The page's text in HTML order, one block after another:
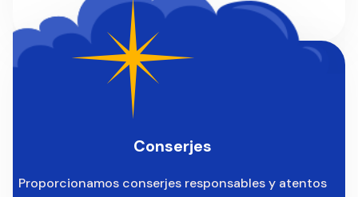
Conserjes
Proporcionamos conserjes responsables y atentos